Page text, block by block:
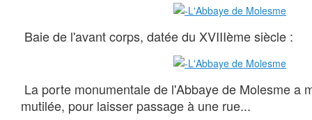
Baie de l'avant corps, datée du XVIIIème siècle :
La porte monumentale de l'Abbaye de Molesme a
mutilée, pour laisser passage à une rue...